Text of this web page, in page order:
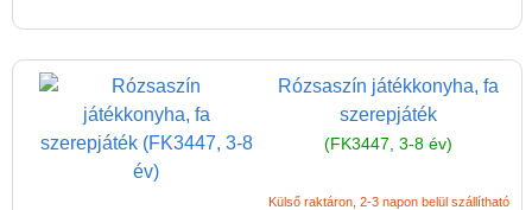
Rózsaszín játékkonyha, fa
szerepjáték
(FK3447, 3-8 év)
Külső raktáron, 2-3 napon belül szállítható